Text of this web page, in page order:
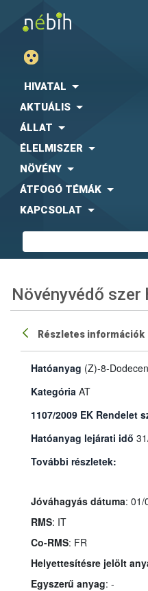
HIVATAL
AKTUÁLIS
ÁLLAT
ÉLELMISZER
NÖVÉNY
ÁTFOGÓ TÉMÁK
KAPCSOLAT
Növényvédő
Részletes információk
Hatóanyag (Z)-8-
Kategória AT
1107/2009 EK Rendelet
Hatóanyag lejárati idő
További részletek:
Jóváhagyás dátuma: 01/
RMS: IT
Co-RMS: FR
Helyettesítésre jelölt
Egyszerű anyag: -